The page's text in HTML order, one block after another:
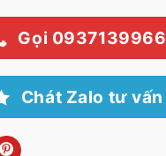
Gọi 0937139966
Chát Zalo tư vấn